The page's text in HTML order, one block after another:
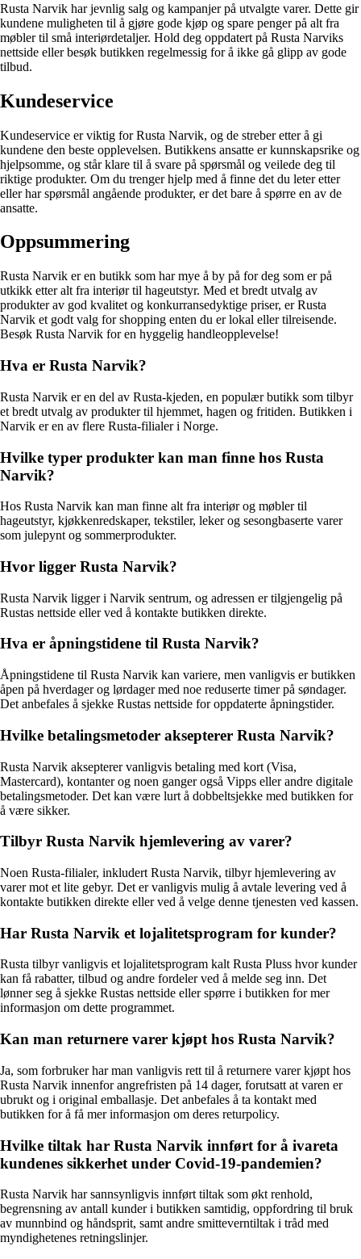
Rusta Narvik har jevnlig salg og kampanjer på utvalgte varer. Dette gir
kundene muligheten til å gjøre gode kjøp og spare penger på alt fra
møbler til små interiørdetaljer. Hold deg oppdatert på Rusta Narviks
nettside eller besøk butikken regelmessig for å ikke gå glipp av gode
tilbud.
Kundeservice
Kundeservice er viktig for Rusta Narvik, og de streber etter å gi
kundene den beste opplevelsen. Butikkens ansatte er kunnskapsrike og
hjelpsomme, og står klare til å svare på spørsmål og veilede deg til
riktige produkter. Om du trenger hjelp med å finne det du leter etter
eller har spørsmål angående produkter, er det bare å spørre en av de
ansatte.
Oppsummering
Rusta Narvik er en butikk som har mye å by på for deg som er på
utkikk etter alt fra interiør til hageutstyr. Med et bredt utvalg av
produkter av god kvalitet og konkurransedyktige priser, er Rusta
Narvik et godt valg for shopping enten du er lokal eller tilreisende.
Besøk Rusta Narvik for en hyggelig handleopplevelse!
Hva er Rusta Narvik?
Rusta Narvik er en del av Rusta-kjeden, en populær butikk som tilbyr
et bredt utvalg av produkter til hjemmet, hagen og fritiden. Butikken i
Narvik er en av flere Rusta-filialer i Norge.
Hvilke typer produkter kan man finne hos Rusta
Narvik?
Hos Rusta Narvik kan man finne alt fra interiør og møbler til
hageutstyr, kjøkkenredskaper, tekstiler, leker og sesongbaserte varer
som julepynt og sommerprodukter.
Hvor ligger Rusta Narvik?
Rusta Narvik ligger i Narvik sentrum, og adressen er tilgjengelig på
Rustas nettside eller ved å kontakte butikken direkte.
Hva er åpningstidene til Rusta Narvik?
Åpningstidene til Rusta Narvik kan variere, men vanligvis er butikken
åpen på hverdager og lørdager med noe reduserte timer på søndager.
Det anbefales å sjekke Rustas nettside for oppdaterte åpningstider.
Hvilke betalingsmetoder aksepterer Rusta Narvik?
Rusta Narvik aksepterer vanligvis betaling med kort (Visa,
Mastercard), kontanter og noen ganger også Vipps eller andre digitale
betalingsmetoder. Det kan være lurt å dobbeltsjekke med butikken for
å være sikker.
Tilbyr Rusta Narvik hjemlevering av varer?
Noen Rusta-filialer, inkludert Rusta Narvik, tilbyr hjemlevering av
varer mot et lite gebyr. Det er vanligvis mulig å avtale levering ved å
kontakte butikken direkte eller ved å velge denne tjenesten ved kassen.
Har Rusta Narvik et lojalitetsprogram for kunder?
Rusta tilbyr vanligvis et lojalitetsprogram kalt Rusta Pluss hvor kunder
kan få rabatter, tilbud og andre fordeler ved å melde seg inn. Det
lønner seg å sjekke Rustas nettside eller spørre i butikken for mer
informasjon om dette programmet.
Kan man returnere varer kjøpt hos Rusta Narvik?
Ja, som forbruker har man vanligvis rett til å returnere varer kjøpt hos
Rusta Narvik innenfor angrefristen på 14 dager, forutsatt at varen er
ubrukt og i original emballasje. Det anbefales å ta kontakt med
butikken for å få mer informasjon om deres returpolicy.
Hvilke tiltak har Rusta Narvik innført for å ivareta
kundenes sikkerhet under Covid-19-pandemien?
Rusta Narvik har sannsynligvis innført tiltak som økt renhold,
begrensning av antall kunder i butikken samtidig, oppfordring til bruk
av munnbind og håndsprit, samt andre smitteverntiltak i tråd med
myndighetenes retningslinjer.